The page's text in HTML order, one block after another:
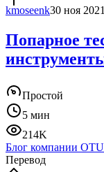
kmoseenk30 ноя
Попарное
Простой
5 мин
214K
Блог компании
Перевод